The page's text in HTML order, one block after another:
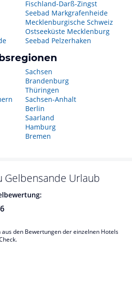
Fischland-Darß-Zingst
Seebad Markgrafenheide
Mecklenburgische Schweiz
Ostseeküste Mecklenburg
Seebad Pelzerhaken
Sachsen
Brandenburg
Thüringen
Sachsen-Anhalt
Berlin
Saarland
Hamburg
Bremen
Gelbensande Urlaub
6
den Bewertungen der einzelnen Hotels